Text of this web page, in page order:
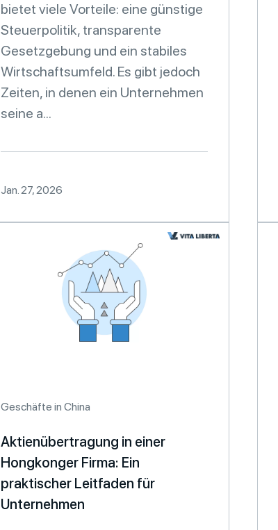
bietet viele Vorteile: eine günstige
Steuerpolitik, transparente
Gesetzgebung und ein stabiles
Wirtschaftsumfeld. Es gibt jedoch
Zeiten, in denen ein Unternehmen
seine a...
Jan. 27, 2026
Geschäfte in China
Aktienübertragung in einer
Hongkonger Firma: Ein
praktischer Leitfaden für
Unternehmen